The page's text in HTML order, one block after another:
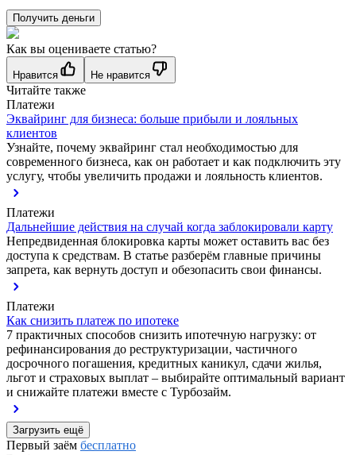
Получить деньги
Как вы оцениваете статью?
Нравится Не нравится
Читайте также
Платежи
Эквайринг для бизнеса: больше прибыли и лояльных
клиентов
Узнайте, почему эквайринг стал необходимостью для
современного бизнеса, как он работает и как подключить эту
услугу, чтобы увеличить продажи и лояльность клиентов.
Платежи
Дальнейшие действия на случай когда заблокировали карту
Непредвиденная блокировка карты может оставить вас без
доступа к средствам. В статье разберём главные причины
запрета, как вернуть доступ и обезопасить свои финансы.
Платежи
Как снизить платеж по ипотеке
7 практичных способов снизить ипотечную нагрузку: от
рефинансирования до реструктуризации, частичного
досрочного погашения, кредитных каникул, сдачи жилья,
льгот и страховых выплат – выбирайте оптимальный вариант
и снижайте платежи вместе с Турбозайм.
Загрузить ещё
Первый заём бесплатно